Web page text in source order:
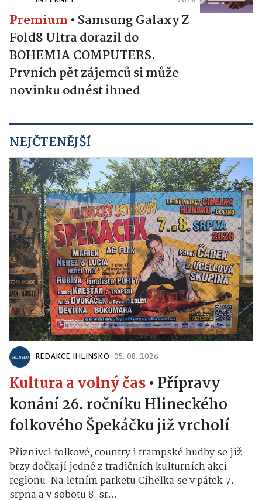
Premium • Samsung Galaxy Z
Fold8 Ultra dorazil do
BOHEMIA COMPUTERS.
Prvních pět zájemců si může
novinku odnést ihned
NEJČTENĚJŠÍ
REDAKCE IHLINSKO 05. 08. 2026
Kultura a volný čas• Přípravy
konání 26. ročníku Hlineckého
folkového Špekáčku již vrcholí
Příznivci folkové, country i trampské hudby se již
brzy dočkají jedné z tradičních kulturních akcí
regionu. Na letním parketu Cihelka se v pátek 7.
srpna a v sobotu 8. sr...